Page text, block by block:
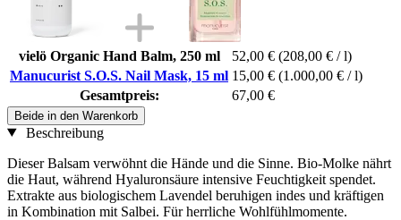
vielö Organic Hand Balm, 250 ml 52,00 € (208,00 € / l)
Manucurist S.O.S. Nail Mask, 15 ml 15,00 € (1.000,00 € / l)
Gesamtpreis:
67,00 €
Beide in den Warenkorb
Beschreibung
Dieser Balsam verwöhnt die Hände und die Sinne. Bio-Molke nährt
die Haut, während Hyaluronsäure intensive Feuchtigkeit spendet.
Extrakte aus biologischem Lavendel beruhigen indes und kräftigen
in Kombination mit Salbei. Für herrliche Wohlfühlmomente.